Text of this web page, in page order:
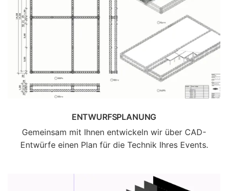
ENTWURFSPLANUNG
Gemeinsam mit Ihnen entwickeln wir über CAD-
Entwürfe einen Plan für die Technik Ihres Events.